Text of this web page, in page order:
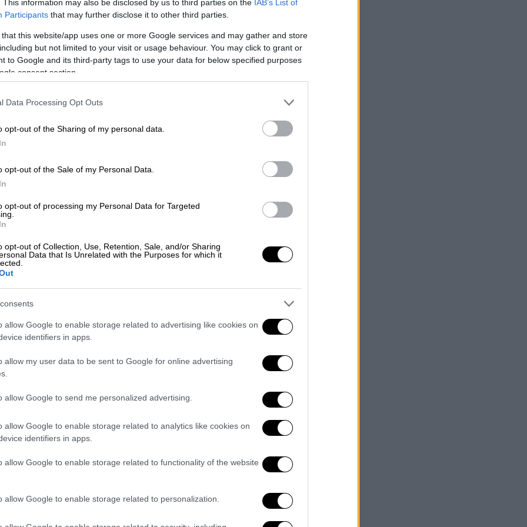
This information may also be disclosed by us to third parties on the IAB’s List of
Participants that may further disclose it to other third parties.
that this website/app uses one or more Google services and may gather and store
but not limited to your visit or usage behaviour. You may click to grant or
to Google and its third-party tags to use your data for below specified purposes
consent section.
Data Processing Opt Outs
opt-out of the Sharing of my personal data.
opt-out of the Sale of my Personal Data.
opt-out of processing my Personal Data for Targeted
opt-out of Collection, Use, Retention, Sale, and/or Sharing
Data that Is Unrelated with the Purposes for which it
allow Google to enable storage related to advertising like cookies on
identifiers in apps.
allow my user data to be sent to Google for online advertising
allow Google to send me personalized advertising.
allow Google to enable storage related to analytics like cookies on
identifiers in apps.
allow Google to enable storage related to functionality of the website
allow Google to enable storage related to personalization.
από 4,5% τον Ιούλιο, είναι ανεπαρκής,
όπως είπε η Κριστίν Λαγκάρντ.
Super League: Ο ΟΦΗ ήταν...
στην πρώτη ήττα του!
Ισπανία: Οι δύο Ισπανοί που
συνελήφθησαν στη Βενεζουέλα
αποσταθεροποίησης της χώρας
Τρεις Αμερικανοί, δύο Ισπανοί και
ένας Τσέχος συνελήφθησαν στη
Βενεζουέλα ως ύποπτοι για σχέδιο
λατινοαμερικανικής χώρας
Κόσμος 15.09.2024 22:45
Ρουμανία: Και πέμπτος νεκρός από
χώρες της κεντρικής και ανατολικής